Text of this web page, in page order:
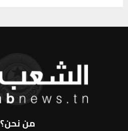
من نحن؟